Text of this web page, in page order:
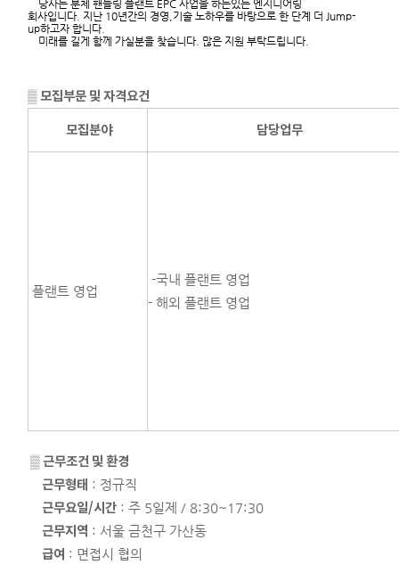
당사는 분체 핸들링 플랜트 EPC 사업을 하는있는 엔지니어링
회사입니다. 지난 10년간의 경영,기술 노하우를 바탕으로 한 단계 더 Jump-
up하고자 합니다.
미래를 길게 함께 가실분을 찾습니다. 많은 지원 부탁드립니다.
▒모집부문 및 자격요건
모집분야 담당업무
플랜트 영업
-국내 플랜트 영업
- 해외 플랜트 영업
▒ 근무조건 및 환경
근무형태 : 정규직
근무요일/시간 : 주 5일제 / 8:30~17:30
근무지역 : 서울 금천구 가산동
급여 : 면접시 협의